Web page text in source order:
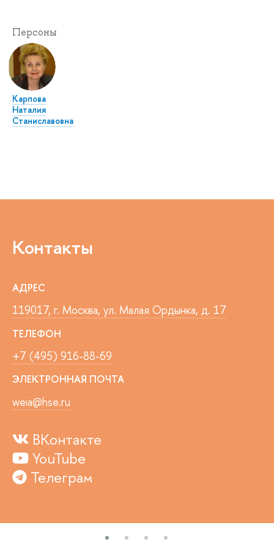
Персоны
Карпова
Наталия
Станиславовна
Контакты
АДРЕС
119017, г. Москва, ул. Малая Ордынка, д. 17
ТЕЛЕФОН
+7 (495) 916-88-69
ЭЛЕКТРОННАЯ ПОЧТА
weia@hse.ru
ВКонтакте
YouTube
Телеграм